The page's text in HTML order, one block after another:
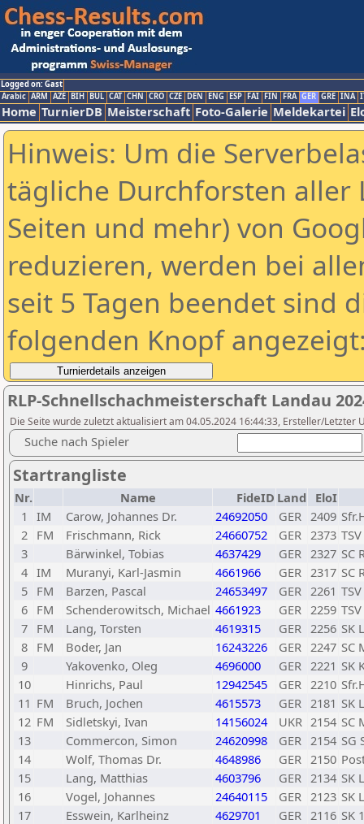
Logged on: Gast
Arabic ARM AZE BIH BUL CAT CHN CRO CZE DEN ENG ESP FAI FIN FRA GER GRE INA
Home TurnierDB Meisterschaft Foto-Galerie Meldekartei
Hinweis: Um die
tägliche Durchforsten aller
Seiten und mehr) von
reduzieren, werden bei
seit 5 Tagen beendet sind
folgenden Knopf
RLP-Schnellschachmeisterschaft Landau
Die Seite wurde zuletzt aktualisiert am 04.05.2024 16:44:33, Ersteller/Letzter
Suche nach Spieler
Startrangliste
Nr. Name FideID Land
EloI
1
IM Carow, Johannes Dr. 24692050 GER 2409
2
FM Frischmann, Rick 24660752 GER 2373
3
Bärwinkel, Tobias 4637429 GER 2327 SC
4 IM Muranyi, Karl-Jasmin 4661966 GER 2317 SC
5
FM Barzen, Pascal 24653497 GER 2261
6
FM Schenderowitsch, Michael 4661923 GER 2259
7
FM Lang, Torsten 4619315 GER 2256 SK
8
FM Boder, Jan 16243226 GER 2247 SC
9
Yakovenko, Oleg 4696000 GER 2221 SK
10
Hinrichs, Paul 12942545 GER 2210
11 FM Bruch, Jochen 4615573 GER 2181 SK
12 FM Sidletskyi, Ivan 14156024 UKR 2154 SC
13
Commercon, Simon 24620998 GER 2154 SG
14
Wolf, Thomas Dr. 4648986 GER 2150
15
Lang, Matthias 4603796 GER 2134 SK
16
Vogel, Johannes 24640115 GER 2123 SK
17
Esswein, Karlheinz 4629701 GER 2116 SK